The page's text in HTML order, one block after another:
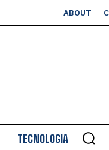
ABOUT
TECNOLOGIA